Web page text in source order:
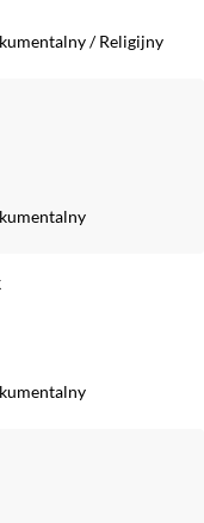
/Religijny